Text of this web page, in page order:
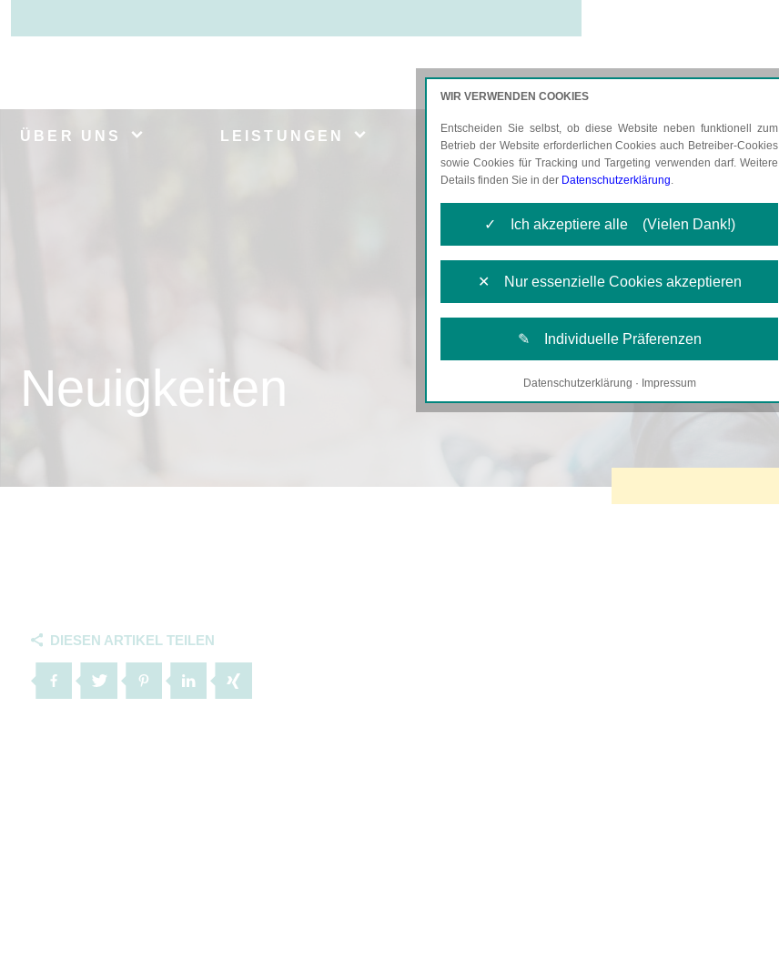
ÜBER UNS LEISTUNGEN AKTUELLES KARRIERE
Neuigkeiten
DIESEN ARTIKEL TEILEN
WIR VERWENDEN COOKIES
Entscheiden Sie selbst, ob diese Website neben funktionell zum
Betrieb der Website erforderlichen Cookies auch Betreiber-Cookies
sowie Cookies für Tracking und Targeting verwenden darf. Weitere
Details finden Sie in der Datenschutzerklärung.
✓ Ich akzeptiere alle (Vielen Dank!)
✕ Nur essenzielle Cookies akzeptieren
✎ Individuelle Präferenzen
Notwendige Cookies
Datenschutzerklärung · Impressum